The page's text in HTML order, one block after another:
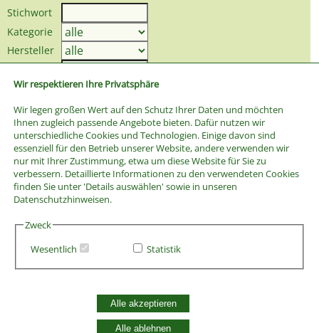
Wir respektieren Ihre Privatsphäre
Wir legen großen Wert auf den Schutz Ihrer Daten und möchten
Ihnen zugleich passende Angebote bieten. Dafür nutzen wir
unterschiedliche Cookies und Technologien. Einige davon sind
essenziell für den Betrieb unserer Website, andere verwenden wir
nur mit Ihrer Zustimmung, etwa um diese Website für Sie zu
verbessern. Detaillierte Informationen zu den verwendeten Cookies
finden Sie unter 'Details auswählen' sowie in unseren
Datenschutzhinweisen.
Zweck
Wesentlich
Statistik
Alle akzeptieren
Alle ablehnen
Stichwort
Kategorie
Hersteller
Widerrufsbelehrung
Vertrag widerrufen
Datenschutzerklärung